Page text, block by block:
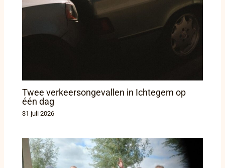
Twee verkeersongevallen in Ichtegem op
één dag
31 juli 2026